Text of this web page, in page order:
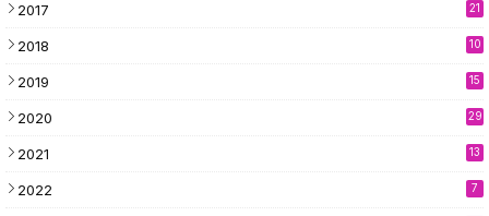
2017 21
2018 10
2019 15
2020 29
2021 13
2022 7